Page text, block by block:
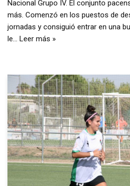
Nacional Grupo IV. El conjunto
más. Comenzó en los puestos de
jornadas y consiguió entrar en una
le… Leer más »